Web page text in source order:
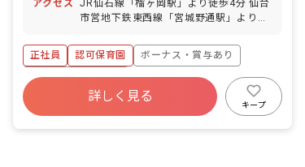
アクセス
JR仙石線「榴ヶ岡駅」より徒歩4分 仙台
市営地下鉄東西線「宮城野通駅」より徒
正社員
認可保育園
ボーナス・賞与あり
年間休日120日以上
寮・住宅・家賃補助あり
社会保険完備
詳しく見る
キープ